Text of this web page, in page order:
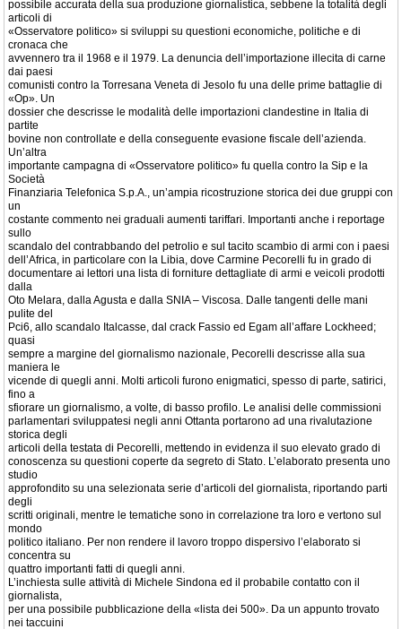
possibile accurata della sua produzione giornalistica, sebbene la totalità degli
articoli di
«Osservatore politico» si sviluppi su questioni economiche, politiche e di
cronaca che
avvennero tra il 1968 e il 1979. La denuncia dell’importazione illecita di carne
dai paesi
comunisti contro la Torresana Veneta di Jesolo fu una delle prime battaglie di
«Op». Un
dossier che descrisse le modalità delle importazioni clandestine in Italia di
partite
bovine non controllate e della conseguente evasione fiscale dell’azienda.
Un’altra
importante campagna di «Osservatore politico» fu quella contro la Sip e la
Società
Finanziaria Telefonica S.p.A., un’ampia ricostruzione storica dei due gruppi con
un
costante commento nei graduali aumenti tariffari. Importanti anche i reportage
sullo
scandalo del contrabbando del petrolio e sul tacito scambio di armi con i paesi
dell’Africa, in particolare con la Libia, dove Carmine Pecorelli fu in grado di
documentare ai lettori una lista di forniture dettagliate di armi e veicoli prodotti
dalla
Oto Melara, dalla Agusta e dalla SNIA – Viscosa. Dalle tangenti delle mani
pulite del
Pci6, allo scandalo Italcasse, dal crack Fassio ed Egam all’affare Lockheed;
quasi
sempre a margine del giornalismo nazionale, Pecorelli descrisse alla sua
maniera le
vicende di quegli anni. Molti articoli furono enigmatici, spesso di parte, satirici,
fino a
sfiorare un giornalismo, a volte, di basso profilo. Le analisi delle commissioni
parlamentari sviluppatesi negli anni Ottanta portarono ad una rivalutazione
storica degli
articoli della testata di Pecorelli, mettendo in evidenza il suo elevato grado di
conoscenza su questioni coperte da segreto di Stato. L’elaborato presenta uno
studio
approfondito su una selezionata serie d’articoli del giornalista, riportando parti
degli
scritti originali, mentre le tematiche sono in correlazione tra loro e vertono sul
mondo
politico italiano. Per non rendere il lavoro troppo dispersivo l’elaborato si
concentra su
quattro importanti fatti di quegli anni.
L’inchiesta sulle attività di Michele Sindona ed il probabile contatto con il
giornalista,
per una possibile pubblicazione della «lista dei 500». Da un appunto trovato
nei taccuini